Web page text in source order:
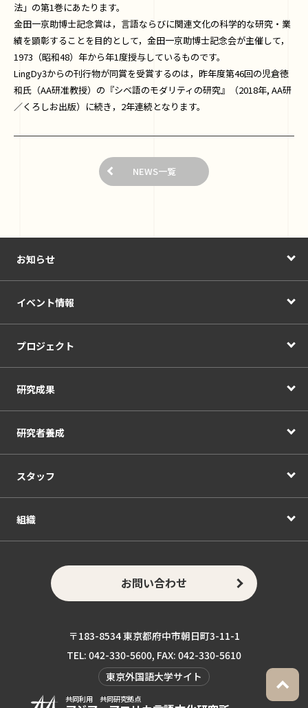
法」の第1巻にあたります。
金田一京助博士記念賞は，言語ならびに関連文化の科学的な研究・業
績を顕彰することを目的として，金田一京助博士記念会が主催して，
1973（昭和48）年から年1度授与しているものです。
LingDy3からの刊行物が同賞を受賞するのは，昨年度第46回の児倉徳
和氏（AA研准教授）の『シベ語のモダリティの研究』（2018年, AA研
／くろしお出版）に続き，2年連続となります。
NEWS一覧
お知らせ
イベント情報
プロジェクト
研究成果
研究者養成
スタッフ
組織
お問い合わせ
〒183-8534 東京都府中市朝日町3-11-1
TEL: 042-330-5600, FAX: 042-330-5610
東京外国語大学サイト
共同利用 共同研究拠点